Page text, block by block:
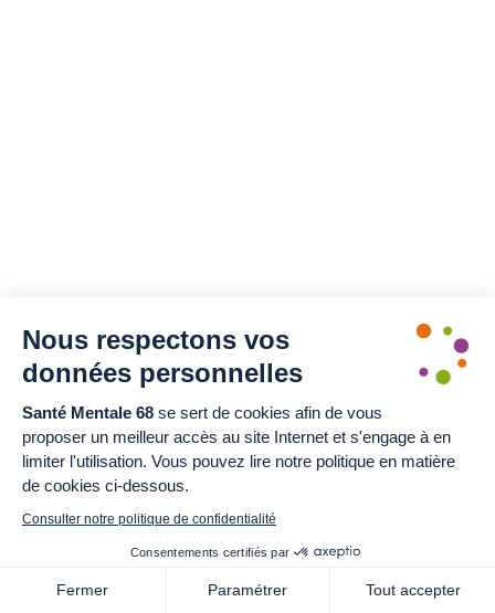
Nous respectons vos
données personnelles
Santé Mentale 68 se sert de cookies afin de vous
proposer un meilleur accès au site Internet et s'engage à en
limiter l'utilisation. Vous pouvez lire notre politique en matière
de cookies ci-dessous.
Consulter notre politique de confidentialité
Consentements certifiés par
Fermer Paramétrer Tout accepter